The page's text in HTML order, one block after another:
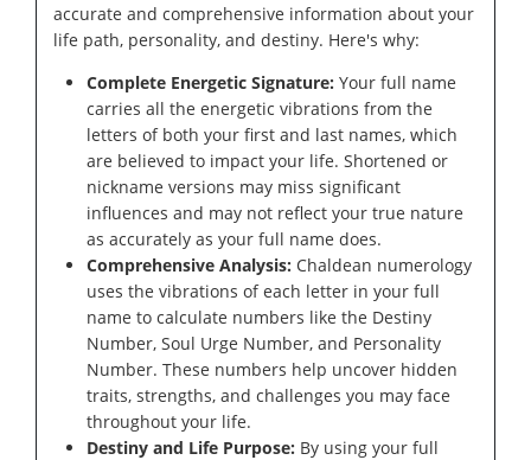
accurate and comprehensive information about your
life path, personality, and destiny. Here's why:
Complete Energetic Signature: Your full name
carries all the energetic vibrations from the
letters of both your first and last names, which
are believed to impact your life. Shortened or
nickname versions may miss significant
influences and may not reflect your true nature
as accurately as your full name does.
Comprehensive Analysis: Chaldean numerology
uses the vibrations of each letter in your full
name to calculate numbers like the Destiny
Number, Soul Urge Number, and Personality
Number. These numbers help uncover hidden
traits, strengths, and challenges you may face
throughout your life.
Destiny and Life Purpose: By using your full